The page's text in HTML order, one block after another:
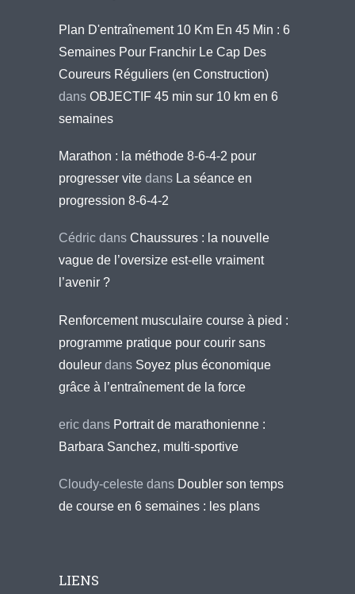
Plan D'entraînement 10 Km En 45 Min : 6
Semaines Pour Franchir Le Cap Des
Coureurs Réguliers (en Construction)
dans OBJECTIF 45 min sur 10 km en 6
semaines
Marathon : la méthode 8-6-4-2 pour
progresser vite dans La séance en
progression 8-6-4-2
Cédric dans Chaussures : la nouvelle
vague de l’oversize est-elle vraiment
l’avenir ?
Renforcement musculaire course à pied :
programme pratique pour courir sans
douleur dans Soyez plus économique
grâce à l’entraînement de la force
eric dans Portrait de marathonienne :
Barbara Sanchez, multi-sportive
Cloudy-celeste dans Doubler son temps
de course en 6 semaines : les plans
LIENS